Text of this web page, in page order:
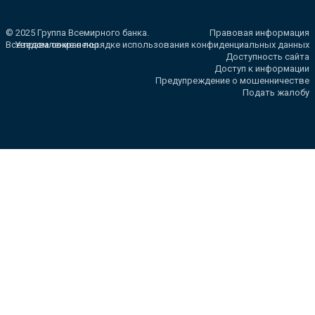
© 2025 Группа Всемирного банка.
Все права сохранены.
Правовая информация
Уведомление о порядке использования конфиденциальных данных
Доступность сайта
Доступ к информации
Предупреждение о мошенничестве
Подать жалобу